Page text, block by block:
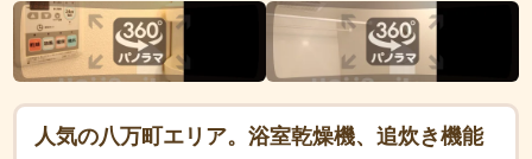
人気の八万町エリア。浴室乾燥機、追炊き機能